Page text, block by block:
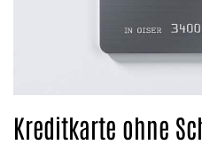
Kreditkarte ohne